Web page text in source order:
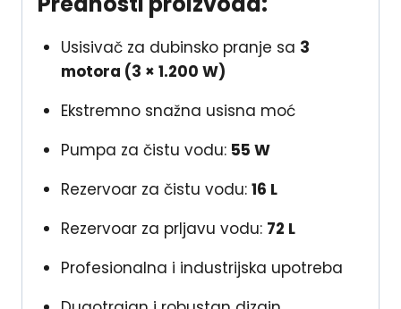
Usisivač za dubinsko pranje sa 3
motora (3 × 1.200 W)
Ekstremno snažna usisna moć
Pumpa za čistu vodu: 55 W
Rezervoar za čistu vodu: 16 L
Rezervoar za prljavu vodu: 72 L
Profesionalna i industrijska upotreba